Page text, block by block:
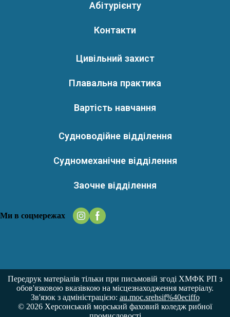
Абітурієнту
Контакти
Цивільний захист
Плавальна практика
Вартість навчання
Судноводійне відділення
Судномеханічне відділення
Заочне відділення
Ми в соцмережах
Передрук матеріалів тільки при письмовій згоді ХМФК РП з
обов'язковою вказівкою на місцезнаходження матеріалу.
Зв'язок з адміністрацією: au.moc.srehsif%40eciffo
© 2026 Херсонський морський фаховий коледж рибної